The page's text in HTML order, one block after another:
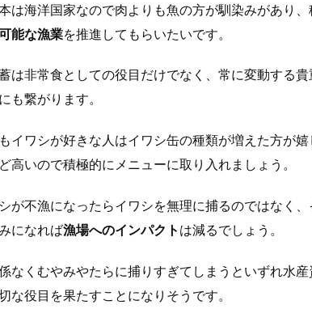
は海洋国家なので肉よりも魚の方が馴染みがあり
能な漁業を推進してもらいたいです。
は非常食としての役目だけでなく、常に変動する
も繋がります。
イワシが好きな人はイワシ缶の種類が増えた方が
高いので積極的にメニューに取り入れましょう。
が不漁になったらイワシを無理に捕るのではなく
になれば漁場へのインパクト は減るでしょう。
なくむやみやたらに捕りすぎてしまうといずれ水
な役目を果たすことになりそうです。